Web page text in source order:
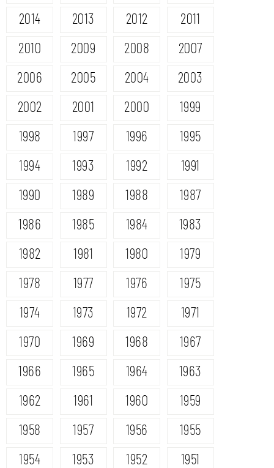
2014
2013 2012
2011
2010
2009 2008
2007
2006
2005 2004
2003
2002
2001 2000
1999
1998
1997 1996
1995
1994
1993 1992
1991
1990
1989 1988
1987
1986
1985 1984
1983
1982
1981 1980
1979
1978
1977 1976
1975
1974
1973 1972
1971
1970
1969 1968
1967
1966
1965 1964
1963
1962
1961 1960
1959
1958
1957 1956
1955
1954
1953 1952
1951